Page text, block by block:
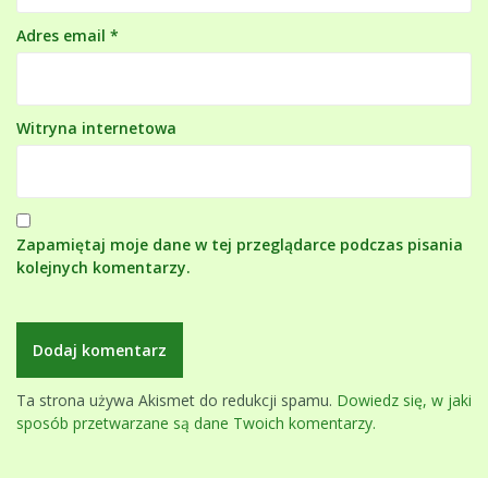
Adres email *
Witryna internetowa
Zapamiętaj moje dane w tej przeglądarce podczas pisania
kolejnych komentarzy.
Ta strona używa Akismet do redukcji spamu. Dowiedz się, w jaki
sposób przetwarzane są dane Twoich komentarzy.